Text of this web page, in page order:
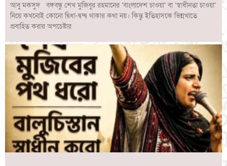
আবু মকসুদ বঙ্গবন্ধু শেখ মুজিবুর রহমানের ‘বাংলাদেশ চাওয়া’ বা ‘স্বাধীনতা চাওয়া’
নিয়ে কখনোই কোনো দ্বিধা-দ্বন্দ্ব থাকার কথা নয়। কিন্তু ইতিহাসকে ভিন্নখাতে
প্রবাহিত করার অপচেষ্টার